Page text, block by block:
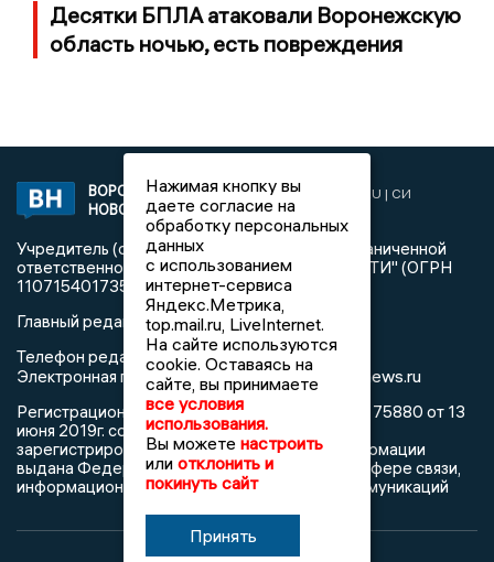
Десятки БПЛА атаковали Воронежскую
область ночью, есть повреждения
ВОРОНЕЖСКИЕ
НОВОСТИ
2019 © VORONEZHNEWS.RU | СИ
«Воронежские новости»
Учредитель (соучредители): Общество с ограниченной
ответственностью "РЕГИОНАЛЬНЫЕ НОВОСТИ" (ОГРН
1107154017354)
Главный редактор: Пирогов А.А.
Телефон редакции: +7 (473) 262 77 92
Электронная почта редакции:info@voronezhnews.ru
Регистрационный номер: серия Эл № ФС 77 - 75880 от 13
июня 2019г. согласно выписке из реестра
зарегистрированных средств массовой информации
выдана Федеральной службой по надзору в сфере связи,
информационных технологий и массовых коммуникаций
Нажимая кнопку вы
даете согласие на
обработку персональных
данных
с использованием
интернет-сервиса
Яндекс.Метрика,
top.mail.ru, LiveInternet.
На сайте используются
cookie. Оставаясь на
сайте, вы принимаете
все условия
использования.
Вы можете настроить
или отклонить и
покинуть сайт
Принять